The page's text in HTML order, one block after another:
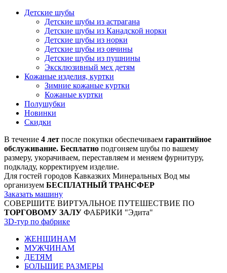
Детские шубы
Детские шубы из астрагана
Детские шубы из Канадской норки
Детские шубы из норки
Детские шубы из овчины
Детские шубы из пушнины
Эксклюзивный мех детям
Кожаные изделия, куртки
Зимние кожаные куртки
Кожаные куртки
Полушубки
Новинки
Скидки
В течение 4 лет после покупки обеспечиваем гарантийное
обслуживание. Бесплатно подгоняем шубы по вашему
размеру, укорачиваем, переставляем и меняем фурнитуру,
подкладу, корректируем изделие.
Для гостей городов Кавказких Минеральных Вод мы
организуем БЕСПЛАТНЫЙ ТРАНСФЕР
Заказать машину
СОВЕРШИТЕ ВИРТУАЛЬНОЕ ПУТЕШЕСТВИЕ ПО
ТОРГОВОМУ ЗАЛУ ФАБРИКИ "Эдита"
3D-тур по фабрике
ЖЕНЩИНАМ
МУЖЧИНАМ
ДЕТЯМ
БОЛЬШИЕ РАЗМЕРЫ